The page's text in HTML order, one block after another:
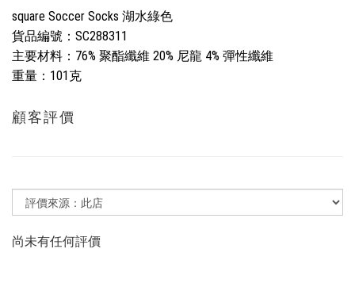
square Soccer Socks 湖水綠色
貨品編號：SC288311
主要材料：76% 聚酯纖維 20% 尼龍 4% 彈性纖維
重量：101克
顧客評價
尚未有任何評價